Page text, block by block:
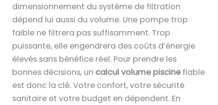
dimensionnement du système de filtration
dépend lui aussi du volume. Une pompe trop
faible ne filtrera pas suffisamment. Trop
puissante, elle engendrera des coûts d’énergie
élevés sans bénéfice réel. Pour prendre les
bonnes décisions, un calcul volume piscine fiable
est donc la clé. Votre confort, votre sécurité
sanitaire et votre budget en dépendent. En